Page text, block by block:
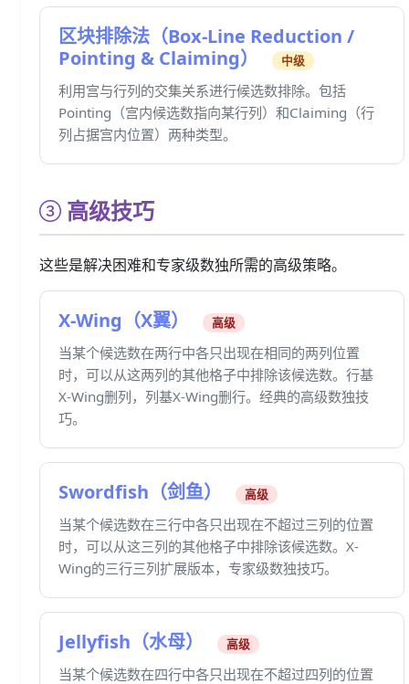
区块排除法（Box-Line Reduction /
Pointing & Claiming）
中级
利用宫与行列的交集关系进行候选数排除。包括
Pointing（宫内候选数指向某行列）和Claiming（行
列占据宫内位置）两种类型。
高级技巧
这些是解决困难和专家级数独所需的高级策略。
X-Wing（X翼） 高级
当某个候选数在两行中各只出现在相同的两列位置
时，可以从这两列的其他格子中排除该候选数。行基
X-Wing删列，列基X-Wing删行。经典的高级数独技
巧。
Swordfish（剑鱼） 高级
当某个候选数在三行中各只出现在不超过三列的位置
时，可以从这三列的其他格子中排除该候选数。X-
Wing的三行三列扩展版本，专家级数独技巧。
Jellyfish（水母） 高级
当某个候选数在四行中各只出现在不超过四列的位置